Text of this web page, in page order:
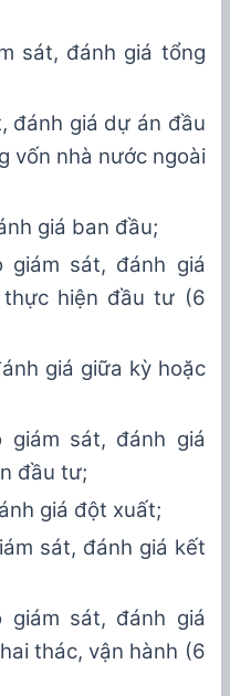
sát, đánh giá tổng
đánh giá dự án đầu
vốn nhà nước ngoài
giá ban đầu;
giám sát, đánh giá
hiện đầu tư (6
giá giữa kỳ hoặc
giám sát, đánh giá
đầu tư;
giá đột xuất;
sát, đánh giá kết
giám sát, đánh giá
thác, vận hành (6